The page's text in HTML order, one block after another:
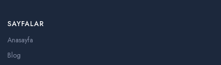
SAYFALAR
Anasayfa
Blog